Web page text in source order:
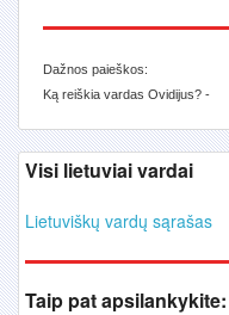
Dažnos paieškos:
Ką reiškia vardas Ovidijus? -
Visi lietuviai vardai
Lietuviškų vardų sąrašas
Taip pat apsilankykite: